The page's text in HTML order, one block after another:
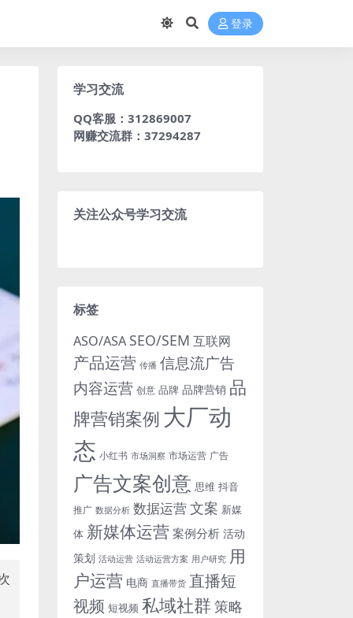
登录
学习交流
QQ客服：312869007
网赚交流群：37294287
关注公众号学习交流
标签
ASO/ASA SEO/SEM 互联网
产品运营 传播 信息流广告
内容运营 创意 品牌 品牌营销 品
牌营销案例 大厂动
态 小红书 市场洞察 市场运营 广告
广告文案创意 思维 抖音
推广 数据分析 数据运营文案 新媒
体 新媒体运营 案例分析 活动
策划 活动运营 活动运营方案 用户研究 用
户运营 电商 直播带货 直播短
视频 短视频 私域社群 策略